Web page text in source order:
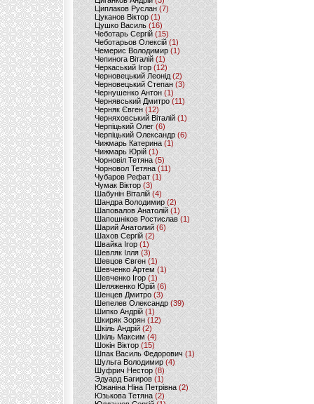
Циплаков Руслан(7)
Цуканов Віктор (1)
Цушко Василь (16)
Чеботарь Сергій (15)
Чеботарьов Олексій (1)
Чемерис Володимир (1)
Чепинога Віталій (1)
Черкаський Ігор (12)
Черновецький Леонід(2)
Черновецький Степан (3)
Чернушенко Антон (1)
Чернявський Дмитро(11)
Черняк Євген(12)
Черняховський Віталій (1)
Черпіцький Олег (6)
Черпіцький Олександр (6)
Чижмарь Катерина (1)
Чижмарь Юрій (1)
Чорновіл Тетяна (5)
Чорновол Тетяна (11)
Чубаров Рефат (1)
Чумак Віктор(3)
Шабунін Віталій (4)
Шандра Володимир (2)
Шаповалов Анатолій(1)
Шапошніков Ростислав(1)
Шарий Анатолий(6)
Шахов Сергій(2)
Швайка Ігор (1)
Шевляк Ілля (3)
Шевцов Євген (1)
Шевченко Артем(1)
Шевченко Ігор(1)
Шеляженко Юрій (6)
Шенцев Дмитро (3)
Шепелев Олександр (39)
Шипко Андрій(1)
Шкиряк Зорян(12)
Шкіль Андрій(2)
Шкіль Максим (4)
Шокін Віктор (15)
Шпак Василь Федорович (1)
Шульга Володимир (4)
Шуфрич Нестор(8)
Эдуард Багиров (1)
Южаніна Ніна Петрівна (2)
Юзькова Тетяна(2)